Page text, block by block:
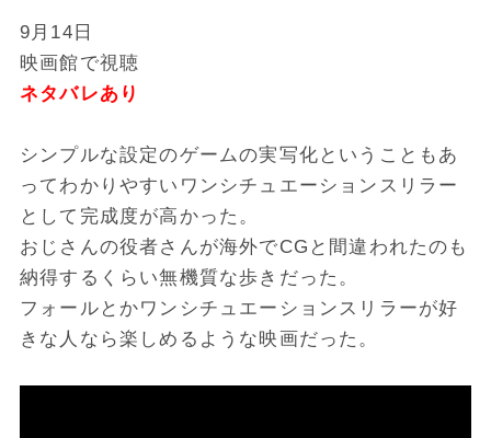
9月14日
映画館で視聴
ネタバレあり
シンプルな設定のゲームの実写化ということもあ
ってわかりやすいワンシチュエーションスリラー
として完成度が高かった。
おじさんの役者さんが海外でCGと間違われたのも
納得するくらい無機質な歩きだった。
フォールとかワンシチュエーションスリラーが好
きな人なら楽しめるような映画だった。